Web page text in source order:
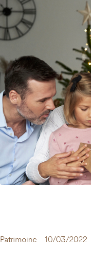
Patrimoine 10/03/2022